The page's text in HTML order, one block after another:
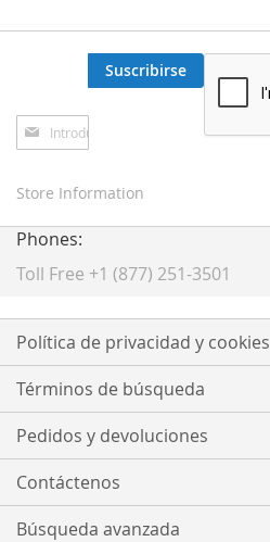
Inscríbase
a
boletín
noticias:
Suscribirse
Store Information
Phones:
Toll Free +1 (877) 251-3501
Política de privacidad y cookies
Términos de búsqueda
Pedidos y devoluciones
Contáctenos
Búsqueda avanzada